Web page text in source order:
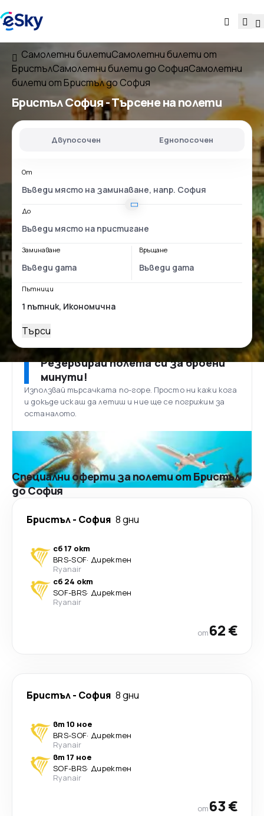
Самолетни билетиСамолетни билети от
БристълСамолетни билети до СофияСамолетни
билети от Бристъл до София
Бристъл София- Търсене на полети
Двупосочен Еднопосочен
От
До
Заминаване Връщане
Пътници
Търси
Резервирай полета си за броени
минути!
Използвай търсачката по-горе. Просто ни кажи кога
и докъде искаш да летиш и ние ще се погрижим за
останалото.
Специални оферти за полети от Бристъл
до София
Бристъл- София 8 дни
сб 17 окт
BRS-SOF· Директен
Ryanair
сб 24 окт
SOF-BRS· Директен
Ryanair
от62 €
Бристъл- София 8 дни
вт 10 ное
BRS-SOF· Директен
Ryanair
вт 17 ное
SOF-BRS· Директен
Ryanair
от63 €